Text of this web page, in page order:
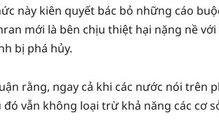
này kiên quyết bác bỏ những cáo
mới là bên chịu thiệt hại nặng nề
bị phá hủy.
rằng, ngay cả khi các nước nói trên
vẫn không loại trừ khả năng các cơ